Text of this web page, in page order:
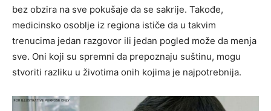
bez obzira na sve pokušaje da se sakrije. Takođe,
medicinsko osoblje iz regiona ističe da u takvim
trenucima jedan razgovor ili jedan pogled može da menja
sve. Oni koji su spremni da prepoznaju suštinu, mogu
stvoriti razliku u životima onih kojima je najpotrebnija.